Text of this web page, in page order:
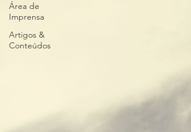
Área de
Imprensa
Artigos &
Conteúdos